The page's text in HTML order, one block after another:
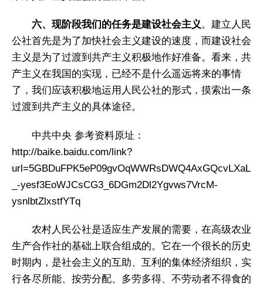
六、现阶段我们的任务是建设社会主义。建立人民
公社首先是为了加快社会主义建设的速度，而建设社会
主义是为了过渡到共产主义积极地作好准备。看来，共
产主义在我国的实现，已经不是什么遥远将来的事情
了，我们应该积极地运用人民公社的形式，摸索出一条
过渡到共产主义的具体途径。
中共中央 参考资料原址：
http://baike.baidu.com/link?
url=5GBDuFPK5eP09gvOqWWRsDWQ4AxGQcvLXaL
_-yesf3EoWJCsCG3_6DGm2Dl2Ygvws7VrcM-
ysnlbtZlxstfYTq
农村人民公社是适应生产发展的需要，在高级农业
生产合作社的基础上联合组成的。它在一个很长的历史
时期内，是社会主义的互助、互利的集体经济组织，实
行各尽所能、按劳分配、多劳多得、不劳动者不得食的